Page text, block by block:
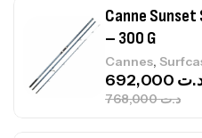
Canne
– 300 G
Cannes,
د.ت768,000